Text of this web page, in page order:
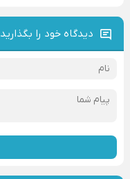
دیدگاه خود را بگذارید